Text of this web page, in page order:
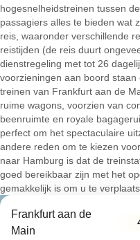
hogesnelheidstreinen tussen
passagiers alles te bieden wat
reis, waaronder verschillende
reistijden (de reis duurt
dienstregeling met tot 26
voorzieningen aan boord
treinen van Frankfurt aan de
ruime wagons, voorzien van
beenruimte en royale
perfect om het spectaculaire
andere reden om te kiezen
naar Hamburg is dat de
goed bereikbaar zijn met het
gemakkelijk is om u te
Frankfurt aan de
Main